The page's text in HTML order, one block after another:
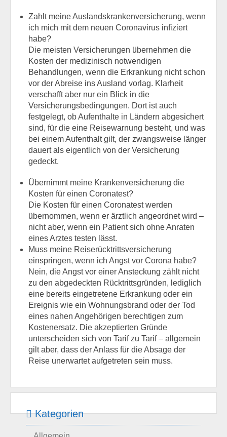
Zahlt meine Auslandskrankenversicherung, wenn
ich mich mit dem neuen Coronavirus infiziert
habe?
Die meisten Versicherungen übernehmen die
Kosten der medizinisch notwendigen
Behandlungen, wenn die Erkrankung nicht schon
vor der Abreise ins Ausland vorlag. Klarheit
verschafft aber nur ein Blick in die
Versicherungsbedingungen. Dort ist auch
festgelegt, ob Aufenthalte in Ländern abgesichert
sind, für die eine Reisewarnung besteht, und was
bei einem Aufenthalt gilt, der zwangsweise länger
dauert als eigentlich von der Versicherung
gedeckt.
Übernimmt meine Krankenversicherung die
Kosten für einen Coronatest?
Die Kosten für einen Coronatest werden
übernommen, wenn er ärztlich angeordnet wird –
nicht aber, wenn ein Patient sich ohne Anraten
eines Arztes testen lässt.
Muss meine Reiserücktrittsversicherung
einspringen, wenn ich Angst vor Corona habe?
Nein, die Angst vor einer Ansteckung zählt nicht
zu den abgedeckten Rücktrittsgründen, lediglich
eine bereits eingetretene Erkrankung oder ein
Ereignis wie ein Wohnungsbrand oder der Tod
eines nahen Angehörigen berechtigen zum
Kostenersatz. Die akzeptierten Gründe
unterscheiden sich von Tarif zu Tarif – allgemein
gilt aber, dass der Anlass für die Absage der
Reise unerwartet aufgetreten sein muss.
Kategorien